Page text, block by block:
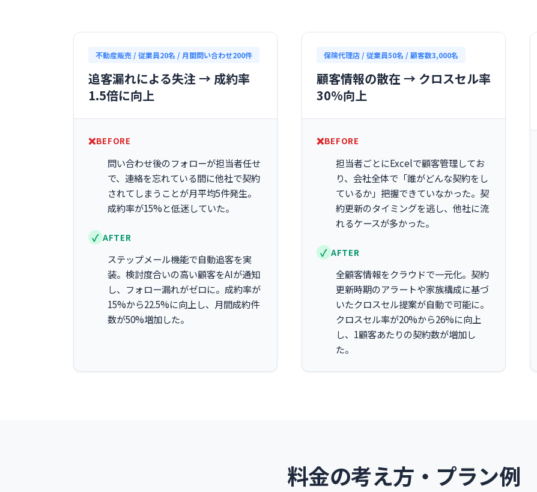
不動産販売 / 従業員20名 / 月間問い合わせ200件
追客漏れによる失注 → 成約率
1.5倍に向上
BEFORE
問い合わせ後のフォローが担当者任せ
で、連絡を忘れている間に他社で契約
されてしまうことが月平均5件発生。
成約率が15%と低迷していた。
AFTER
ステップメール機能で自動追客を実
装。検討度合いの高い顧客をAIが通知
し、フォロー漏れがゼロに。成約率が
15%から22.5%に向上し、月間成約件
数が50%増加した。
保険代理店 / 従業員50名 / 顧客数3,000名
顧客情報の散在 → クロスセル率
30%向上
BEFORE
担当者ごとにExcelで顧客管理してお
り、会社全体で「誰がどんな契約をし
ているか」把握できていなかった。契
約更新のタイミングを逃し、他社に流
れるケースが多かった。
AFTER
全顧客情報をクラウドで一元化。契約
更新時期のアラートや家族構成に基づ
いたクロスセル提案が自動で可能に。
クロスセル率が20%から26%に向上
し、1顧客あたりの契約数が増加し
た。
料金の考え方・プラン例